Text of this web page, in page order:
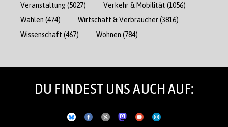
Veranstaltung(5027) Verkehr & Mobilität (1056)
Wahlen (474) Wirtschaft & Verbraucher(3816)
Wissenschaft (467) Wohnen (784)
DU FINDEST UNS AUCH AUF: